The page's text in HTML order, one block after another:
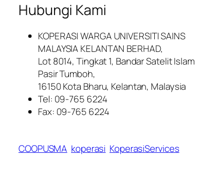
Hubungi Kami
KOPERASI WARGA UNIVERSITI SAINS
MALAYSIA KELANTAN BERHAD,
Lot 8014, Tingkat 1, Bandar Satelit Islam
Pasir Tumboh,
16150 Kota Bharu, Kelantan, Malaysia
Tel: 09-765 6224
Fax: 09-765 6224
COOPUSMA koperasi KoperasiServices